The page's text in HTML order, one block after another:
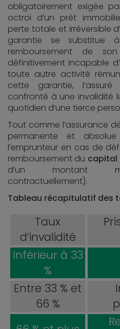
obligatoirement exigée
octroi d’un prêt
perte totale et irréversible
garantie se substitue
remboursement de
définitivement incapable
toute autre activité
cette garantie,
confronté à une invalidité
quotidien d’une tierce
Tout comme l’assurance
permanente et
l’emprunteur en cas de
remboursement du capital
d’un montant
contractuellement).
Tableau récapitulatif des
Taux
d’invalidité
Inférieur à 33
%
Entre 33 % et
66 %